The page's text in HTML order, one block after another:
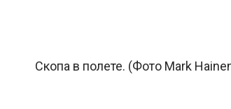
Скопа в полете. (Фото Mark